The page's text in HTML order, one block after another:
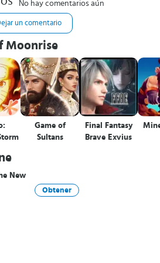
No hay comentarios aún
un comentario
Moonrise
Game of
Sultans
Final Fantasy
Brave Exvius
New
Obtener